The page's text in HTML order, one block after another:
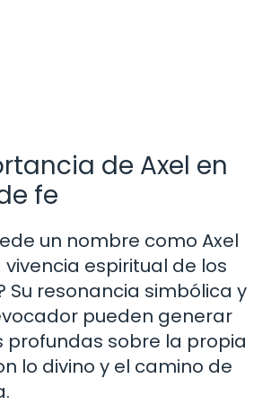
de Axel en
fe
un nombre como Axel
vivencia espiritual de los
Su resonancia simbólica y
pueden generar
profundas sobre la propia
lo divino y el camino de